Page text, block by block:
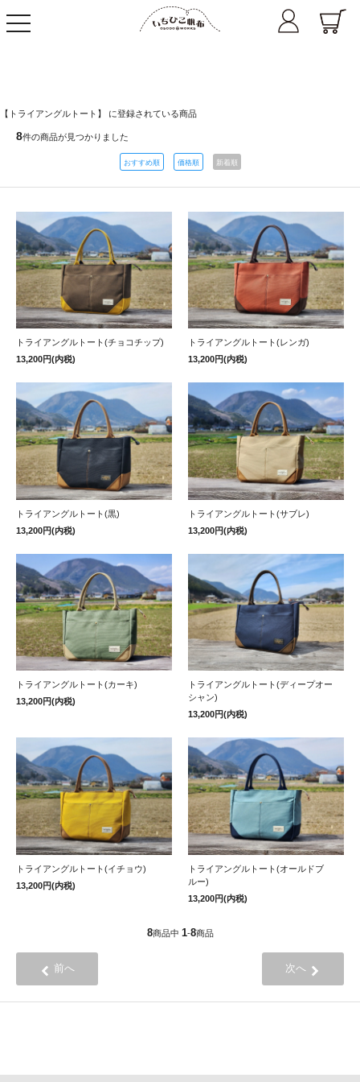
navigation
【トライアングルトート】 に登録されている商品
8件の商品が見つかりました
おすすめ順 価格順 新着順
トライアングルトート(チョコチップ)
13,200円(内税)
トライアングルトート(レンガ)
13,200円(内税)
トライアングルトート(黒)
13,200円(内税)
トライアングルトート(サブレ)
13,200円(内税)
トライアングルトート(カーキ)
13,200円(内税)
トライアングルトート(ディープオー
シャン)
13,200円(内税)
トライアングルトート(イチョウ)
13,200円(内税)
トライアングルトート(オールドブ
ルー)
13,200円(内税)
8商品中 1-8商品
前へ 次へ